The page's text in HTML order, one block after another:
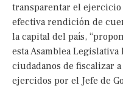
transparentar el
efectiva rendición de
la capital del país,
esta Asamblea
ciudadanos de fiscalizar
ejercidos por el Jefe de